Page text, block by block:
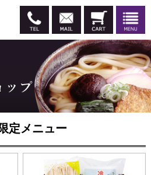
定メニュー